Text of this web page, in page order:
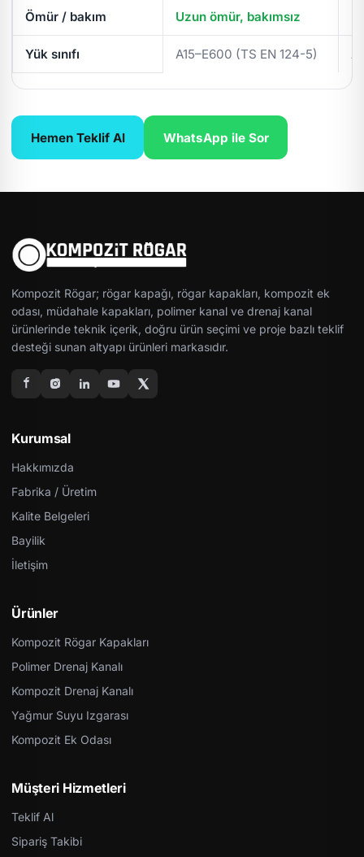
Ömür / bakım Uzun ömür, bakımsız
Yük sınıfı A15–E600 (TS EN 124-5)
Hemen Teklif Al WhatsApp ile Sor
Kompozit Rögar; rögar kapağı, rögar kapakları, kompozit ek
odası, müdahale kapakları, polimer kanal ve drenaj kanal
ürünlerinde teknik içerik, doğru ürün seçimi ve proje bazlı teklif
desteği sunan altyapı ürünleri markasıdır.
Kurumsal
Hakkımızda
Fabrika / Üretim
Kalite Belgeleri
Bayilik
İletişim
Ürünler
Kompozit Rögar Kapakları
Polimer Drenaj Kanalı
Kompozit Drenaj Kanalı
Yağmur Suyu Izgarası
Kompozit Ek Odası
Müşteri Hizmetleri
Teklif Al
Sipariş Takibi